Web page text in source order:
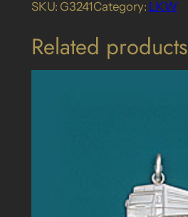
SKU: G3241Category: LKW
Related products